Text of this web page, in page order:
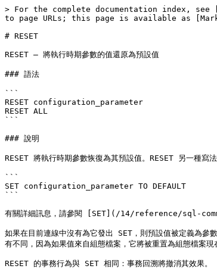
> For the complete documentation index,
to page URLs; this page is available as
# RESET
RESET — 將執行時期參數的值還原為預設值
### 語法
```
RESET configuration_parameter
RESET ALL
```
### 說明
RESET 將執行時期參數恢復為其預設值。RESET 另一種寫
```
SET configuration_parameter TO DEFAULT
```
有關詳細訊息，請參閱 [SET](/14/reference/sql-
如果在目前連線中沒有為它發出 SET，則預設值被定義為參
有不同，因為如果值來自組態檔案，它將被重置為組
RESET 的事務行為與 SET 相同：事務回溯將撤消其效果。